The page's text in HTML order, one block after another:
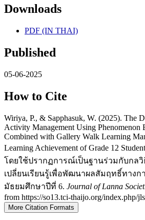
Downloads
PDF (IN THAI)
Published
05-06-2025
How to Cite
Wiriya, P., & Sapphasuk, W. (2025). The
Activity Management Using Phenomenon
Combined with Gallery Walk Learning
Learning Achievement of Grade 12
โดยใช้ปรากฏการณ์เป็นฐานร่วมกับกล
เปลี่ยนเรียนรู้เพื่อพัฒนาผลสัมฤทธิ์ทางก
มัธยมศึกษาปีที่ 6. Journal of Lanna
from https://so13.tci-thaijo.org/index.php/
More Citation Formats